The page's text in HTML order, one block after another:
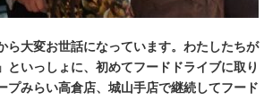
大変お世話になっています。わたしたちが
いっしょに、初めてフードドライブに取り
みらい高倉店、城山手店で継続してフード